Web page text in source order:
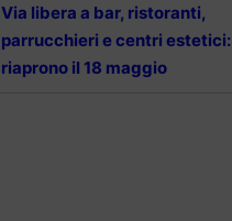
Via libera a bar, ristoranti,
parrucchieri e centri estetici:
riaprono il 18 maggio